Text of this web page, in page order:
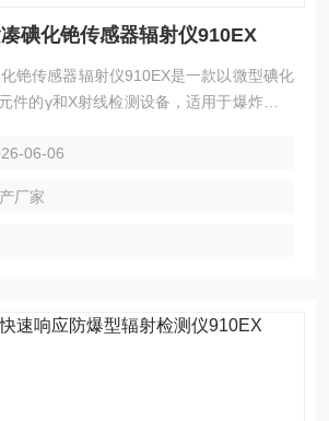
碘化铯传感器辐射仪910EX
铯传感器辐射仪910EX是一款以微型碘化
件的γ和X射线检测设备，适用于爆炸性环
秒，灵敏度达到常规盖格管的10倍，支持
。
06-06
厂家